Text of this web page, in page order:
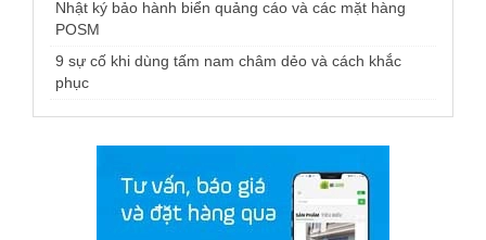
Nhật ký bảo hành biển quảng cáo và các mặt hàng
POSM
9 sự cố khi dùng tấm nam châm dẻo và cách khắc
phục